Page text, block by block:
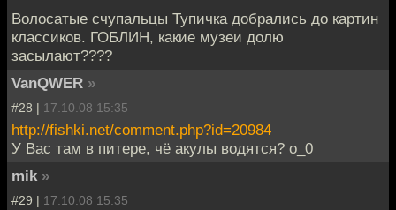
Волосатые счупальцы Тупичка добрались до картин
классиков. ГОБЛИН, какие музеи долю
засылают????
VanQWER »
#28 | 17.10.08 15:35
http://fishki.net/comment.php?id=20984
У Вас там в питере, чё акулы водятся? о_0
mik »
#29 | 17.10.08 15:35